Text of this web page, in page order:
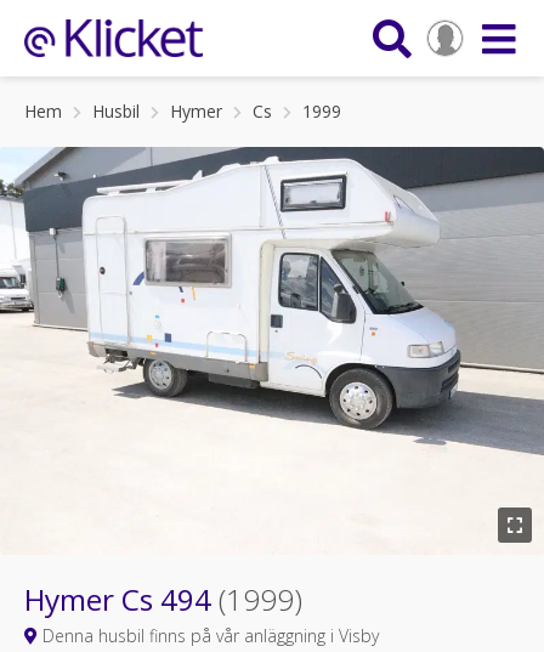
Hem Husbil Hymer Cs 1999
Hymer Cs 494(1999)
Denna husbil finns på vår anläggning i Visby